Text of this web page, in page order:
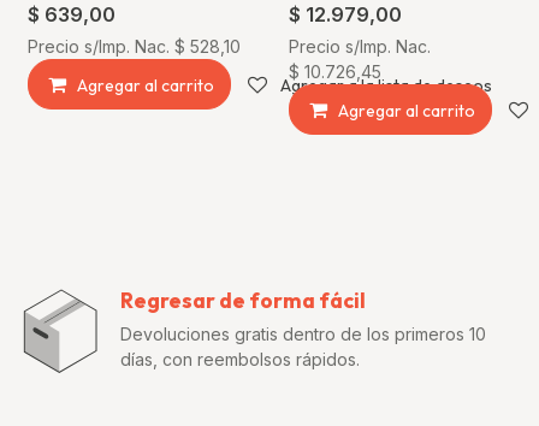
$ 639,00
Precio s/Imp. Nac. $ 528,10
Agregar al carrito Agregar a la lista de deseos
$ 12.979,00
Precio s/Imp. Nac.
$ 10.726,45
Agregar al carrito
Regresar de forma fácil
Devoluciones gratis dentro de los primeros 10
días, con reembolsos rápidos.